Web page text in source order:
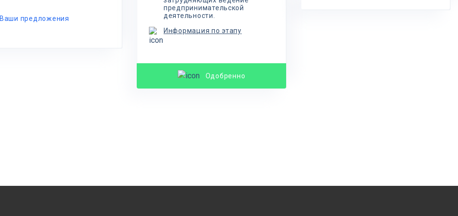
Ваши предложения
предпринимательской
деятельности.
Информация по этапу
Одобренно